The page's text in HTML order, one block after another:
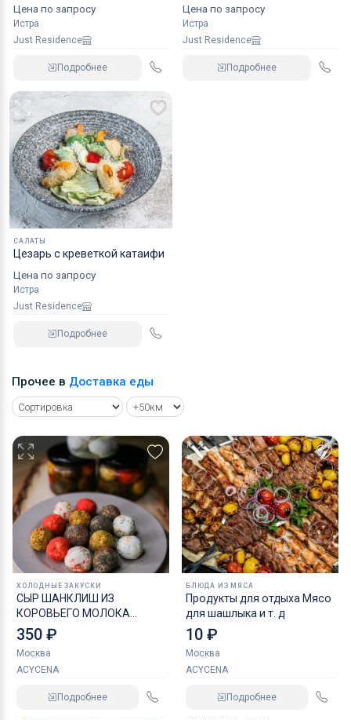
Цена по запросу
Истра
Just Residence
Подробнее
Цена по запросу
Истра
Just Residence
Подробнее
САЛАТЫ
Цезарь с креветкой катаифи
Цена по запросу
Истра
Just Residence
Подробнее
Прочее в Доставка еды
ХОЛОДНЫЕ ЗАКУСКИ
СЫР ШАНКЛИШ ИЗ
КОРОВЬЕГО МОЛОКА
АССОРТИ
350 ₽
Москва
ACYCENA
Подробнее
БЛЮДА ИЗ МЯСА
Продукты для отдыха Мясо
для шашлыка и т. д
10 ₽
Москва
ACYCENA
Подробнее